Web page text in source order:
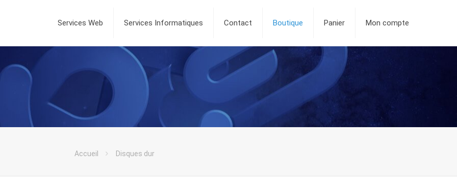
Services Web Services Informatiques Contact Boutique Panier Mon compte
Accueil Disques dur